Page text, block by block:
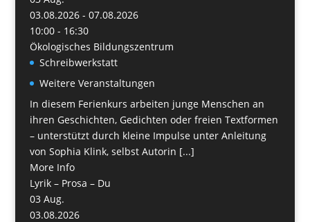
03.08.2026 - 07.08.2026
10:00 - 16:30
Ökologisches Bildungszentrum
Schreibwerkstatt
Weitere Veranstaltungen
In diesem Ferienkurs arbeiten junge Menschen an
ihren Geschichten, Gedichten oder freien Textformen
– unterstützt durch kleine Impulse unter Anleitung
von Sophia Klink, selbst Autorin [...]
More Info
Lyrik – Prosa – Du
03 Aug.
03.08.2026